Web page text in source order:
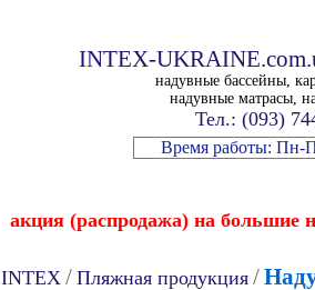
INTEX-
надувные бассейны,
надувные матрасы,
Тел.: (093)
Время работы: Пн-
акция (распродажа) на большие
INTEX / Пляжная продукция /